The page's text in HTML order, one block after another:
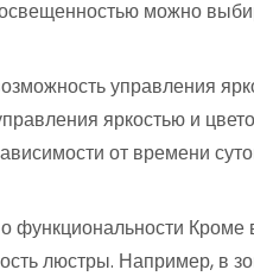
можно
управления
яркостью и
от времени
функциональности Кроме
люстры. Например, в